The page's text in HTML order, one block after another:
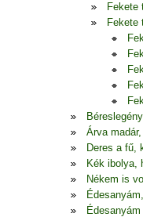
Fekete
Fekete
Árva
Deres a fű,
Kék ibolya,
Nékem is